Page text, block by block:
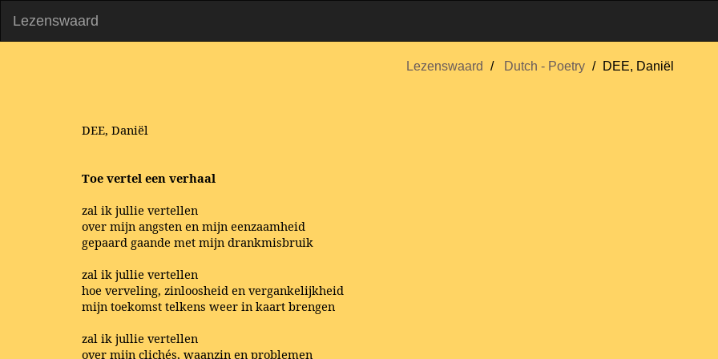
Lezenswaard
Lezenswaard Dutch - Poetry DEE, Daniël
DEE, Daniël
Toe vertel een verhaal
zal ik jullie vertellen
over mijn angsten en mijn eenzaamheid
gepaard gaande met mijn drankmisbruik
zal ik jullie vertellen
hoe verveling, zinloosheid en vergankelijkheid
mijn toekomst telkens weer in kaart brengen
zal ik jullie vertellen
over mijn clichés, waanzin en problemen